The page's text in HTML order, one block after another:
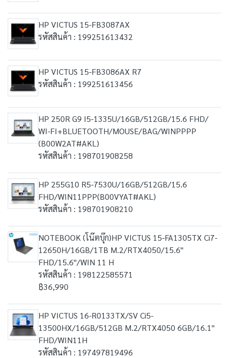
HP VICTUS 15-FB3087AX
รหัสสินค้า : 199251613432
HP VICTUS 15-FB3086AX R7
รหัสสินค้า : 199251613456
HP 250R G9 I5-1335U/16GB/512GB/15.6 FHD/
WI-FI+BLUETOOTH/MOUSE/BAG/WINPPPP
(B00W2AT#AKL)
รหัสสินค้า : 198701908258
HP 255G10 R5-7530U/16GB/512GB/15.6
FHD/WIN11PPP(B00VYAT#AKL)
รหัสสินค้า : 198701908210
NOTEBOOK (โน๊ตบุ๊ก)HP VICTUS 15-FA1305TX Ci7-
12650H/16GB/1TB M.2/RTX4050/15.6"
FHD/15.6"/WIN 11 H
รหัสสินค้า : 198122585571
฿36,990
HP VICTUS 16-R0133TX/SV Ci5-
13500HX/16GB/512GB M.2/RTX4050 6GB/16.1"
FHD/WIN11H
รหัสสินค้า : 197497819496